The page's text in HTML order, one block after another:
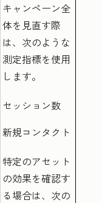
キャンペーン全
体を見直す際
は、次のような
測定指標を使用
します。
セッション数
新規コンタクト
特定のアセット
の効果を確認す
る場合は、次の